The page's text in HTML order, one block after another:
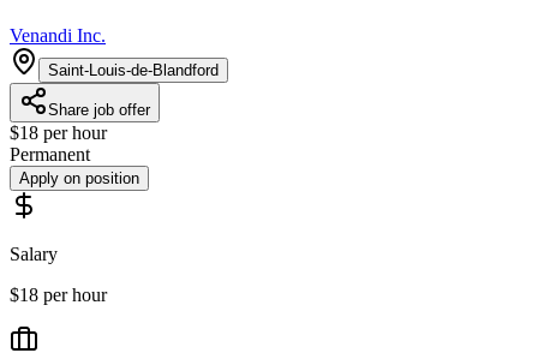
Venandi Inc.
Saint-Louis-de-Blandford
Share job offer
$18 per hour
Permanent
Apply on position
Salary
$18 per hour